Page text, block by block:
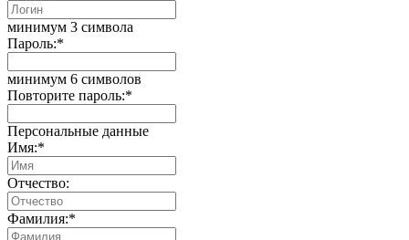
минимум 3 символа
Пароль:*
минимум 6 символов
Повторите пароль:*
Персональные данные
Имя:*
Отчество:
Фамилия:*